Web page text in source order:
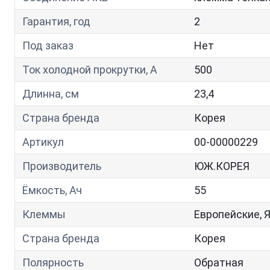
Гарантия, год
2
Под заказ
Нет
Ток холодной прокрутки, A
500
Длинна, см
23,4
Страна бренда
Корея
Артикул
00-00000229
Производитель
ЮЖ.КОРЕЯ
Ёмкость, Ач
55
Клеммы
Европейские,
Страна бренда
Корея
Полярность
Обратная